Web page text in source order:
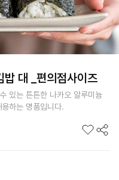
밥 대 _편의점사이즈
있는 튼튼한 나카오 알루미늄
하는 명품입니다.